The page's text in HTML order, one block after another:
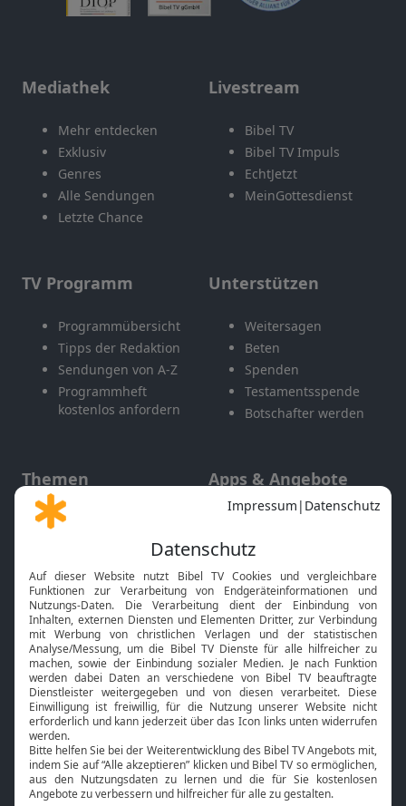
Mediathek
Mehr entdecken
Exklusiv
Genres
Alle Sendungen
Letzte Chance
Livestream
Bibel TV
Bibel TV Impuls
EchtJetzt
MeinGottesdienst
TV Programm
Programmübersicht
Tipps der Redaktion
Sendungen von A-Z
Programmheft
kostenlos anfordern
Unterstützen
Weitersagen
Beten
Spenden
Testamentsspende
Botschafter werden
Themen
Gott und Bibel erklärt
Neuigkeiten
Apps & Angebote
Mobile App
Smart TV
HbbTV
Bibelthek Online-Bibel
Nächster Gottesdienst
Bibel TV
Über uns
Jobs
Service
Kontakt
TV-Empfang